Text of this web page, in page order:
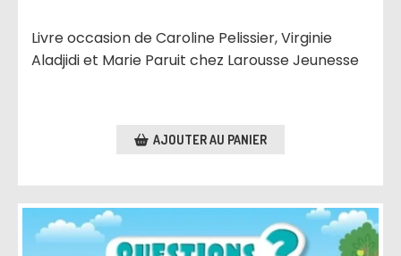
Livre occasion de Caroline Pelissier, Virginie
Aladjidi et Marie Paruit chez Larousse Jeunesse
AJOUTER AU PANIER